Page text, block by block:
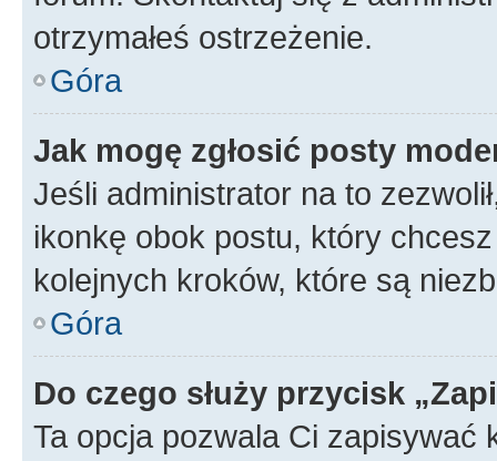
otrzymałeś ostrzeżenie.
Góra
Jak mogę zgłosić posty
Jeśli administrator na to
ikonkę obok postu, który
kolejnych kroków, które są
Góra
Do czego służy przycisk
Ta opcja pozwala Ci zapisywać